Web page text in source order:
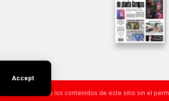
Accept
parcial o total de los contenidos de este sitio sin el